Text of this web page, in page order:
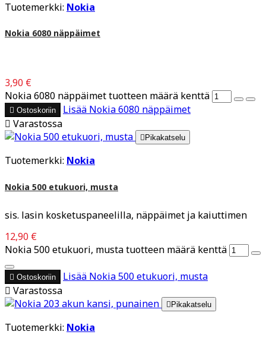
Tuotemerkki: Nokia
Nokia 6080 näppäimet
3,90 €
Nokia 6080 näppäimet tuotteen määrä kenttä
 Ostoskoriin Lisää Nokia 6080 näppäimet
 Varastossa
 Pikakatselu
Tuotemerkki: Nokia
Nokia 500 etukuori, musta
sis. lasin kosketuspaneelilla, näppäimet ja kaiuttimen
12,90 €
Nokia 500 etukuori, musta tuotteen määrä kenttä
 Ostoskoriin Lisää Nokia 500 etukuori, musta
 Varastossa
Pikakatselu
Tuotemerkki: Nokia